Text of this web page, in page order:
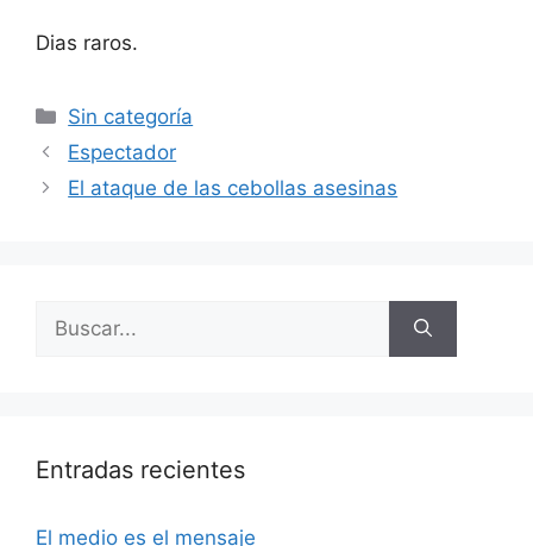
Dias raros.
Categorías
Sin categoría
Espectador
El ataque de las cebollas asesinas
Buscar:
Entradas recientes
El medio es el mensaje